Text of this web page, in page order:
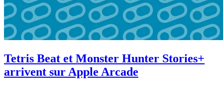
Tetris Beat et Monster Hunter Stories+
arrivent sur Apple Arcade